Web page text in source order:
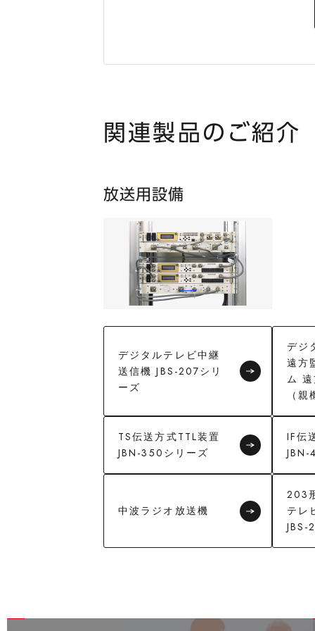
関連製品のご紹介
放送用設備
デジタルテレビ中継
送信機 JBS-207シリ
ーズ
デジ
遠方
ム
（
TS伝送方式TTL装置
JBN-350シリーズ
IF伝
中波ラジオ放送機
203
テレ
JBS-